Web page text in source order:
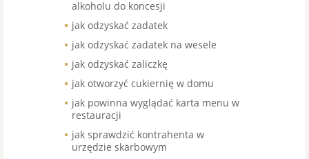
alkoholu do koncesji
jak odzyskać zadatek
jak odzyskać zadatek na wesele
jak odzyskać zaliczkę
jak otworzyć cukiernię w domu
jak powinna wyglądać karta menu w
restauracji
jak sprawdzić kontrahenta w
urzędzie skarbowym